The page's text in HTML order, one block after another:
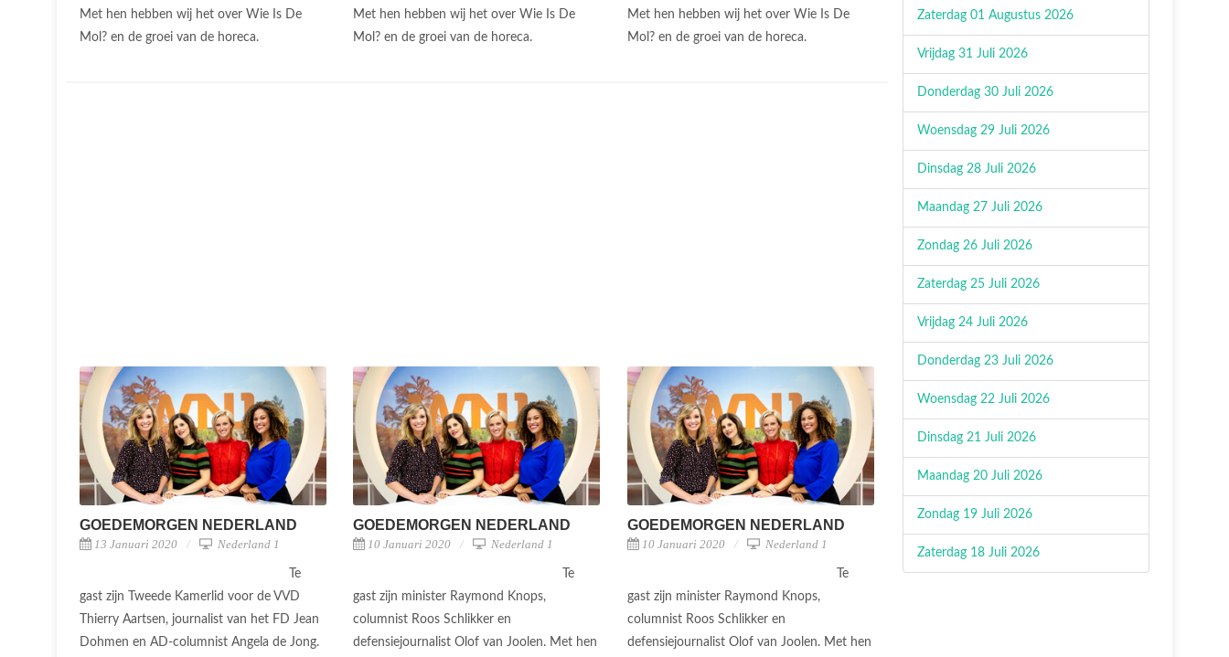
Met hen hebben wij het over Wie Is De
Mol? en de groei van de horeca.
Met hen hebben wij het over Wie Is De
Mol? en de groei van de horeca.
Met hen hebben wij het over Wie Is De
Mol? en de groei van de horeca.
GOEDEMORGEN NEDERLAND
13 Januari 2020 Nederland 1
Te
gast zijn Tweede Kamerlid voor de VVD
Thierry Aartsen, journalist van het FD Jean
Dohmen en AD-columnist Angela de Jong.
GOEDEMORGEN NEDERLAND
10 Januari 2020 Nederland 1
Te
gast zijn minister Raymond Knops,
columnist Roos Schlikker en
defensiejournalist Olof van Joolen. Met hen
GOEDEMORGEN NEDERLAND
10 Januari 2020 Nederland 1
Te
gast zijn minister Raymond Knops,
columnist Roos Schlikker en
defensiejournalist Olof van Joolen. Met hen
Zaterdag 01 Augustus 2026
Vrijdag 31 Juli 2026
Donderdag 30 Juli 2026
Woensdag 29 Juli 2026
Dinsdag 28 Juli 2026
Maandag 27 Juli 2026
Zondag 26 Juli 2026
Zaterdag 25 Juli 2026
Vrijdag 24 Juli 2026
Donderdag 23 Juli 2026
Woensdag 22 Juli 2026
Dinsdag 21 Juli 2026
Maandag 20 Juli 2026
Zondag 19 Juli 2026
Zaterdag 18 Juli 2026